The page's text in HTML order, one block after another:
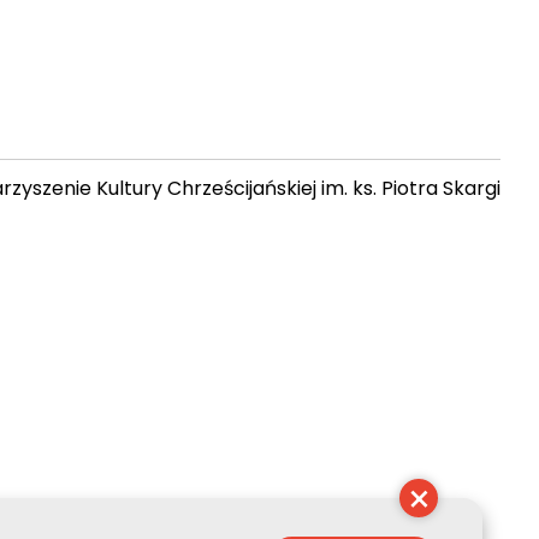
Kultury Chrześcijańskiej im. ks. Piotra Skargi
×